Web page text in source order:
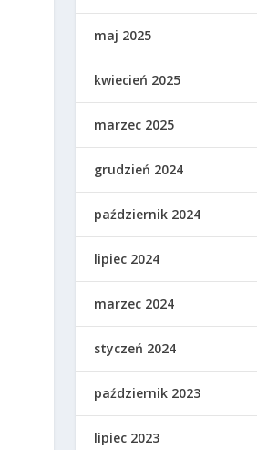
maj 2025
kwiecień 2025
marzec 2025
grudzień 2024
październik 2024
lipiec 2024
marzec 2024
styczeń 2024
październik 2023
lipiec 2023